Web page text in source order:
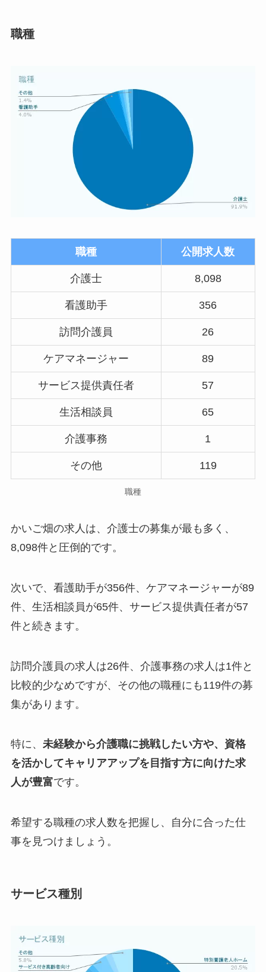
職種
職種 公開求人数
介護士 8,098
看護助手 356
訪問介護員 26
ケアマネージャー 89
サービス提供責任者 57
生活相談員 65
介護事務 1
その他 119
職種
かいご畑の求人は、介護士の募集が最も多く、
8,098件と圧倒的です。
次いで、看護助手が356件、ケアマネージャーが89
件、生活相談員が65件、サービス提供責任者が57
件と続きます。
訪問介護員の求人は26件、介護事務の求人は1件と
比較的少なめですが、その他の職種にも119件の募
集があります。
特に、 未経験から介護職に挑戦したい方や、資格
を活かしてキャリアアップを目指す方に向けた求
人が豊富です。
希望する職種の求人数を把握し、自分に合った仕
事を見つけましょう。
サービス種別